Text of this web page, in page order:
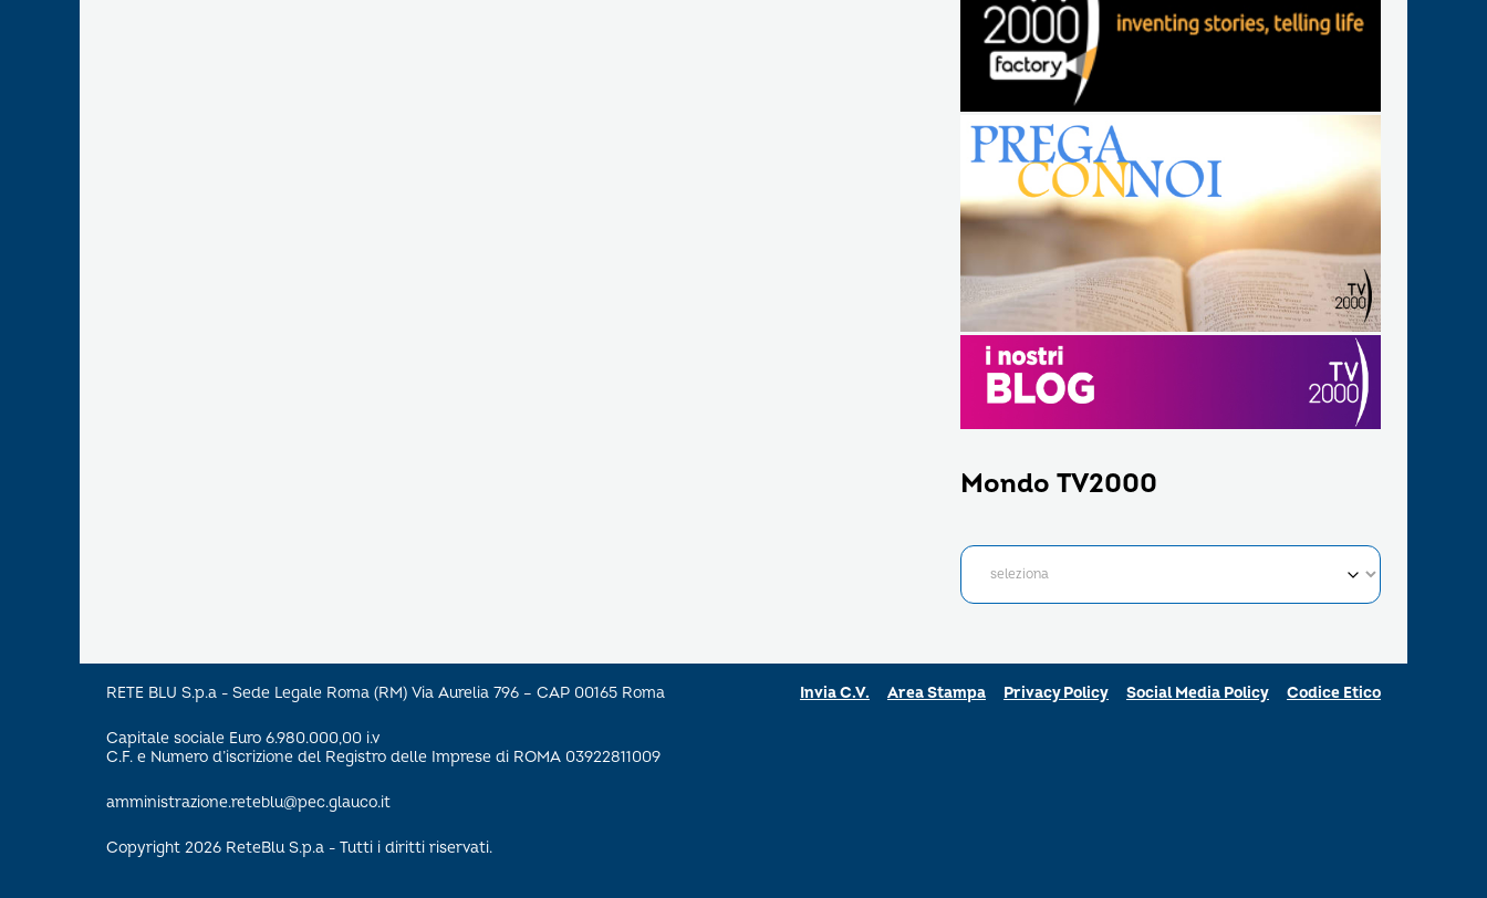
Mondo TV2000
RETE BLU S.p.a - Sede Legale Roma (RM) Via Aurelia 796 – CAP 00165 Roma
Capitale sociale Euro 6.980.000,00 i.v
C.F. e Numero d’iscrizione del Registro delle Imprese di ROMA 03922811009
amministrazione.reteblu@pec.glauco.it
Copyright 2026 ReteBlu S.p.a - Tutti i diritti riservati.
Invia C.V. Area Stampa Privacy Policy Social Media Policy Codice Etico